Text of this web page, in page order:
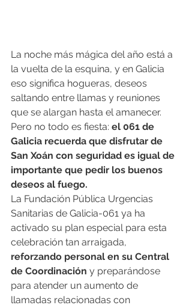
La noche más mágica del año está a
la vuelta de la esquina, y en Galicia
eso significa hogueras, deseos
saltando entre llamas y reuniones
que se alargan hasta el amanecer.
Pero no todo es fiesta: el 061 de
Galicia recuerda que disfrutar de
San Xoán con seguridad es igual de
importante que pedir los buenos
deseos al fuego.
La Fundación Pública Urgencias
Sanitarias de Galicia-061 ya ha
activado su plan especial para esta
celebración tan arraigada,
reforzando personal en su Central
de Coordinación y preparándose
para atender un aumento de
llamadas relacionadas con